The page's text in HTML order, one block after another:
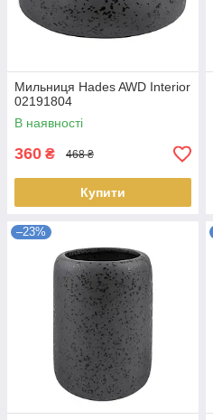
Мильниця Hades AWD Interior
02191804
В наявності
360 ₴ 468 ₴
Купити
–23%